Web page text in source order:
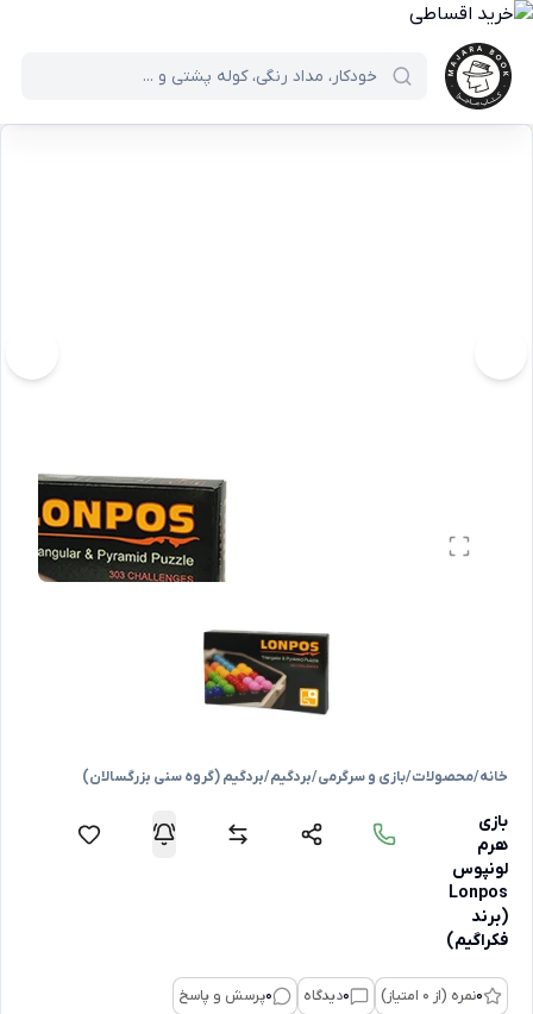
خانه/محصولات/بازی و سرگرمی/بردگیم/بردگیم (گروه سنی بزرگسالان)
بازی
هرم
لونپوس
Lonpos
(برند
فکراگیم)
0نمره (از 0 امتیاز) 0دیدگاه 0پرسش و پاسخ